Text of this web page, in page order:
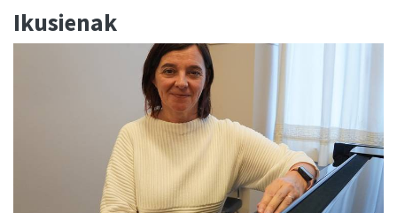
Ikusienak